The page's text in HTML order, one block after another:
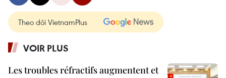
Theo dõi VietnamPlus
VOIR PLUS
Les troubles réfractifs augmentent et